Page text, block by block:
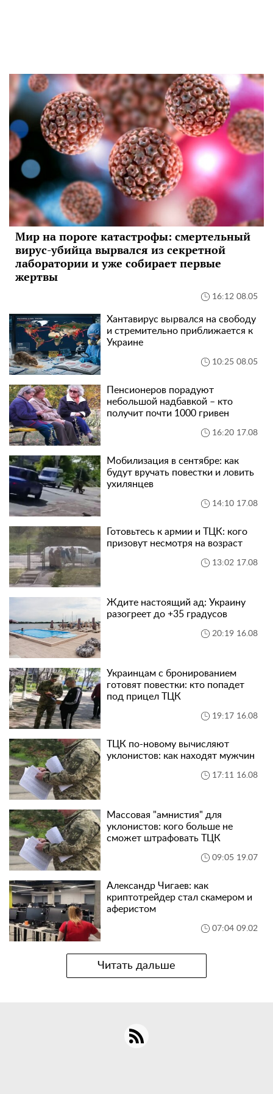
Мир на пороге катастрофы: смертельный
вирус-убийца вырвался из секретной
лаборатории и уже собирает первые
жертвы
16:12 08.05
Хантавирус вырвался на свободу
и стремительно приближается к
Украине
10:25 08.05
Пенсионеров порадуют
небольшой надбавкой – кто
получит почти 1000 гривен
16:20 17.08
Мобилизация в сентябре: как
будут вручать повестки и ловить
ухилянцев
14:10 17.08
Готовьтесь к армии и ТЦК: кого
призовут несмотря на возраст
13:02 17.08
Ждите настоящий ад: Украину
разогреет до +35 градусов
20:19 16.08
Украинцам с бронированием
готовят повестки: кто попадет
под прицел ТЦК
19:17 16.08
ТЦК по-новому вычисляют
уклонистов: как находят мужчин
17:11 16.08
Массовая "амнистия" для
уклонистов: кого больше не
сможет штрафовать ТЦК
09:05 19.07
Александр Чигаев: как
криптотрейдер стал скамером и
аферистом
07:04 09.02
Читать дальше